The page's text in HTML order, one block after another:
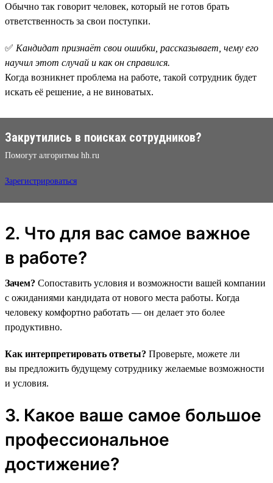
Обычно так говорит человек, который не готов брать
ответственность за свои поступки.
✅ Кандидат признаёт свои ошибки, рассказывает, чему его
научил этот случай и как он справился.
Когда возникнет проблема на работе, такой сотрудник будет
искать её решение, а не виноватых.
Закрутились в поисках сотрудников?
Помогут алгоритмы hh.ru
Зарегистрироваться
2. Что для вас самое важное
в работе?
Зачем? Сопоставить условия и возможности вашей компании
с ожиданиями кандидата от нового места работы. Когда
человеку комфортно работать — он делает это более
продуктивно.
Как интерпретировать ответы? Проверьте, можете ли
вы предложить будущему сотруднику желаемые возможности
и условия.
3. Какое ваше самое большое
профессиональное
достижение?